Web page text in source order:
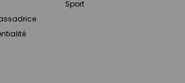
Sport